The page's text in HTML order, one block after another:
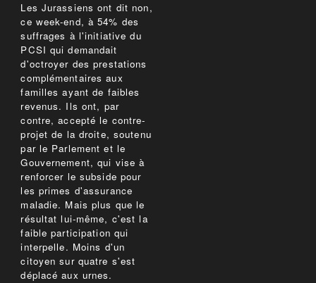
Les Jurassiens ont dit non,
ce week-end, à 54% des
suffrages à l'initiative du
PCSI qui demandait
d'octroyer des prestations
complémentaires aux
familles ayant de faibles
revenus. Ils ont, par
contre, accepté le contre-
projet de la droite, soutenu
par le Parlement et le
Gouvernement, qui vise à
renforcer le subside pour
les primes d'assurance
maladie. Mais plus que le
résultat lui-même, c'est la
faible participation qui
interpelle. Moins d'un
citoyen sur quatre s'est
déplacé aux urnes.